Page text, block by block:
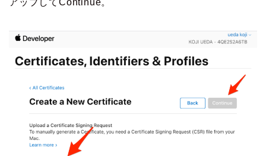
アップしてContinue。